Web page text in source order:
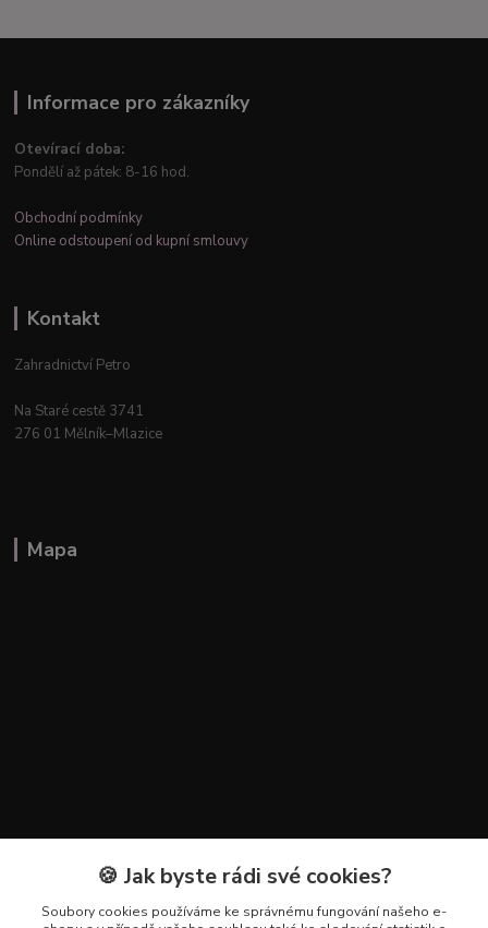
Informace pro zákazníky
Otevírací doba:
Pondělí až pátek: 8-16 hod.
Obchodní podmínky
Online odstoupení od kupní smlouvy
Kontakt
Zahradnictví Petro
Na Staré cestě 3741
276 01 Mělník–Mlazice
Mapa
Kontakty🍪 Jak byste rádi své cookies?
Soubory cookies používáme ke správnému fungování našeho e-